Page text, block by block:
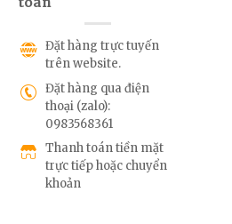
Đặt hàng trực tuyến
trên website.
Đặt hàng qua điện
thoại (zalo):
0983568361
Thanh toán tiền mặt
trực tiếp hoặc chuyển
khoản